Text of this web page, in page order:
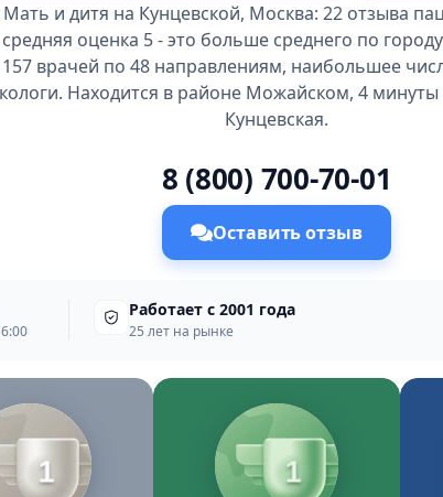
и дитя на Кунцевской, Москва: 22 отзыва
средняя оценка 5 - это больше среднего по
врачей по 48 направлениям, наибольшее
Находится в районе Можайском, 4
Кунцевская.
8 (800) 700-70-01
Оставить отзыв
Работает с 2001 года
25 лет на рынке
1 1